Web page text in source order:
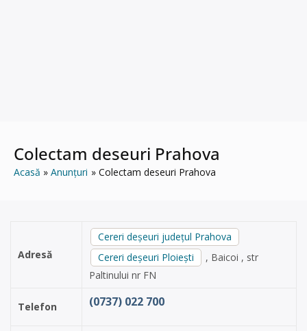
Colectam deseuri Prahova
Acasă Anunțuri Colectam deseuri Prahova
Adresă
Cereri deșeuri județul Prahova
Cereri deșeuri Ploiești
, Baicoi , str
Paltinului nr FN
Telefon (0737) 022 700